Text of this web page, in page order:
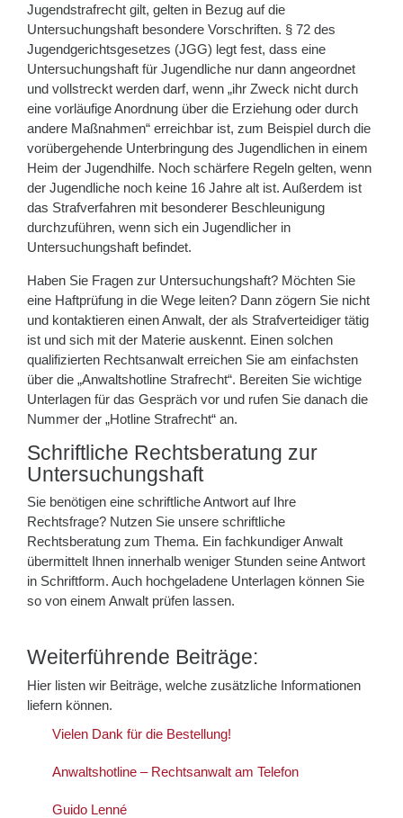
Jugendstrafrecht gilt, gelten in Bezug auf die
Untersuchungshaft besondere Vorschriften. § 72 des
Jugendgerichtsgesetzes (JGG) legt fest, dass eine
Untersuchungshaft für Jugendliche nur dann angeordnet
und vollstreckt werden darf, wenn „ihr Zweck nicht durch
eine vorläufige Anordnung über die Erziehung oder durch
andere Maßnahmen“ erreichbar ist, zum Beispiel durch die
vorübergehende Unterbringung des Jugendlichen in einem
Heim der Jugendhilfe. Noch schärfere Regeln gelten, wenn
der Jugendliche noch keine 16 Jahre alt ist. Außerdem ist
das Strafverfahren mit besonderer Beschleunigung
durchzuführen, wenn sich ein Jugendlicher in
Untersuchungshaft befindet.
Haben Sie Fragen zur Untersuchungshaft? Möchten Sie
eine Haftprüfung in die Wege leiten? Dann zögern Sie nicht
und kontaktieren einen Anwalt, der als Strafverteidiger tätig
ist und sich mit der Materie auskennt. Einen solchen
qualifizierten Rechtsanwalt erreichen Sie am einfachsten
über die „Anwaltshotline Strafrecht“. Bereiten Sie wichtige
Unterlagen für das Gespräch vor und rufen Sie danach die
Nummer der „Hotline Strafrecht“ an.
Schriftliche Rechtsberatung zur
Untersuchungshaft
Sie benötigen eine schriftliche Antwort auf Ihre
Rechtsfrage? Nutzen Sie unsere schriftliche
Rechtsberatung zum Thema. Ein fachkundiger Anwalt
übermittelt Ihnen innerhalb weniger Stunden seine Antwort
in Schriftform. Auch hochgeladene Unterlagen können Sie
so von einem Anwalt prüfen lassen.
Weiterführende Beiträge:
Hier listen wir Beiträge, welche zusätzliche Informationen
liefern können.
Vielen Dank für die Bestellung!
Anwaltshotline – Rechtsanwalt am Telefon
Guido Lenné